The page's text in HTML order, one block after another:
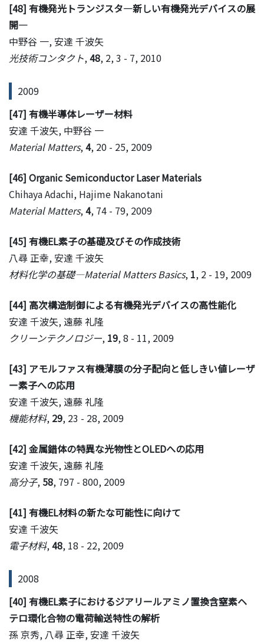
[48] 有機発光トランジスタ―新しい有機発光デバイスの展
開―
中野谷 一, 安達 千波矢
光技術コンタクト,48, 2, 3 - 7, 2010
2009
[47] 有機半導体レーザー材料
安達 千波矢, 中野谷 一
Material Matters,4, 20 - 25, 2009
[46] Organic Semiconductor Laser Materials
Chihaya Adachi, Hajime Nakanotani
Material Matters,4, 74 - 79, 2009
[45] 有機EL素子の基礎及びその作成技術
八尋 正幸, 安達 千波矢
材料化学の基礎―Material Matters Basics, 1, 2 - 19, 2009
[44] 高次構造制御による有機発光デバイスの高性能化
安達 千波矢, 遠藤 礼隆
クリーンテクノロジー, 19, 8 - 11, 2009
[43] アモルファス有機薄膜の分子配向と低しきい値レーザ
ー素子への応用
安達 千波矢, 遠藤 礼隆
機能材料, 29, 23 - 28, 2009
[42] 金属錯体の特異な光物性とOLEDへの応用
安達 千波矢, 遠藤 礼隆
高分子, 58, 797 - 800, 2009
[41] 有機EL材料の新たな可能性に向けて
安達 千波矢
電子材料,48, 18 - 22, 2009
2008
[40] 有機EL素子におけるジアリールアミノ置換含窒素ヘ
テロ環化合物の電荷輸送特性の解析
孫 京秀, 八尋 正幸, 安達 千波矢